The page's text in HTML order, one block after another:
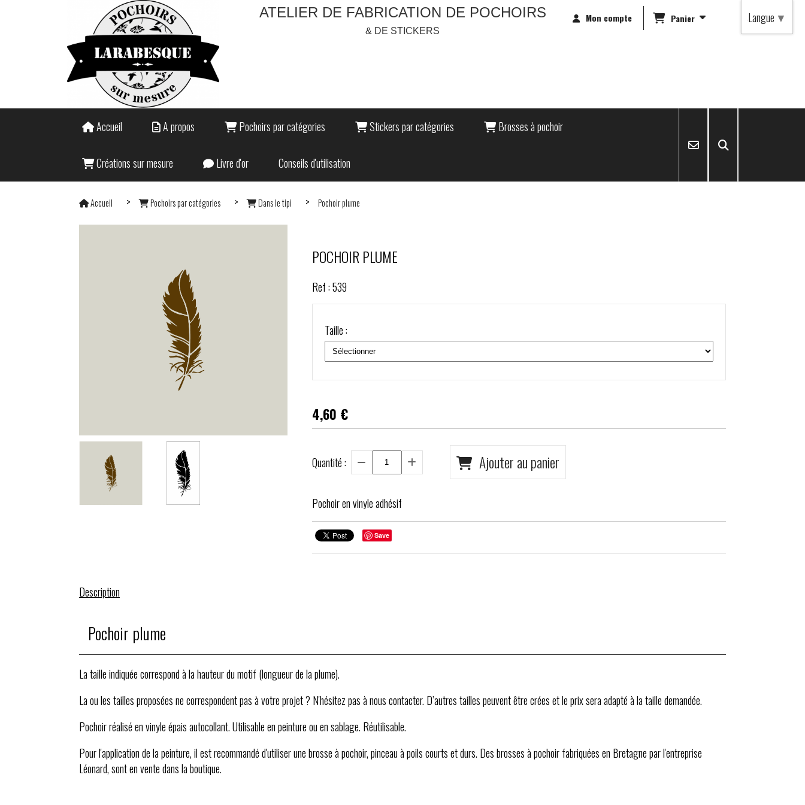
ATELIER DE FABRICATION DE POCHOIRS
& DE STICKERS
Mon compte Panier
Accueil A propos Pochoirs par catégories Stickers par catégories Brosses à pochoir
Créations sur mesure Livre d'or Conseils d'utilisation
Accueil Pochoirs par catégories Dans le tipi Pochoir plume
POCHOIR PLUME
Ref :539
Taille :
4,60 €
Quantité : Ajouter au panier
Pochoir en vinyle adhésif
Save
Description
Pochoir plume
La taille indiquée correspond à la hauteur du motif (longueur de la plume).
La ou les tailles proposées ne correspondent pas à votre projet ? N'hésitez pas à nous contacter. D’autres tailles peuvent être crées et le prix sera adapté à la taille demandée.
Pochoir réalisé en vinyle épais autocollant. Utilisable en peinture ou en sablage. Réutilisable.
Pour l'application de la peinture, il est recommandé d'utiliser une brosse à pochoir, pinceau à poils courts et durs. Des brosses à pochoir fabriquées en Bretagne par l'entreprise
Léonard, sont en vente dans la boutique.
Langue ▼